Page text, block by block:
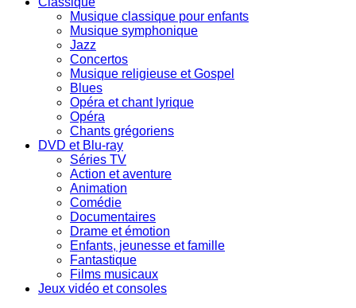
Musique classique pour enfants
Musique symphonique
Jazz
Concertos
Musique religieuse et Gospel
Blues
Opéra et chant lyrique
Opéra
Chants grégoriens
DVD et Blu-ray
Séries TV
Action et aventure
Animation
Comédie
Documentaires
Drame et émotion
Enfants, jeunesse et famille
Fantastique
Films musicaux
Jeux vidéo et consoles